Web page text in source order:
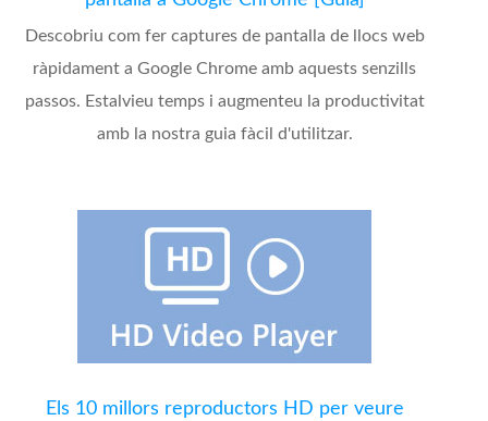
Descobriu com fer captures de pantalla de llocs web
ràpidament a Google Chrome amb aquests senzills
passos. Estalvieu temps i augmenteu la productivitat
amb la nostra guia fàcil d'utilitzar.
Els 10 millors reproductors HD per veure